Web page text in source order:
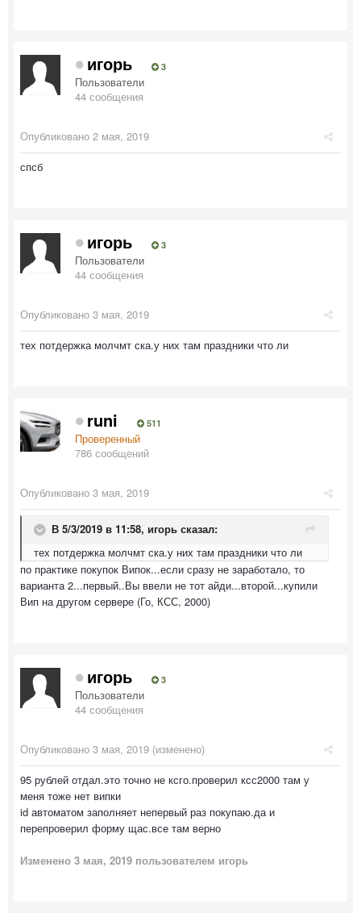
игорь 3
Пользователи
44 сообщения
Опубликовано 2 мая, 2019
спсб
игорь 3
Пользователи
44 сообщения
Опубликовано 3 мая, 2019
тех потдержка молчмт ска.у них там праздники что ли
runi 511
Проверенный
786 сообщений
Опубликовано 3 мая, 2019
В 5/3/2019 в 11:58, игорь сказал:
тех потдержка молчмт ска.у них там праздники что ли
по практике покупок Випок...если сразу не заработало, то
варианта 2...первый..Вы ввели не тот айди...второй...купили
Вип на другом сервере (Го, КСС, 2000)
игорь 3
Пользователи
44 сообщения
Опубликовано 3 мая, 2019 (изменено)
95 рублей отдал.это точно не ксго.проверил ксс2000 там у
меня тоже нет випки
id автоматом заполняет непервый раз покупаю.да и
перепроверил форму щас.все там верно
Изменено 3 мая, 2019 пользователем игорь